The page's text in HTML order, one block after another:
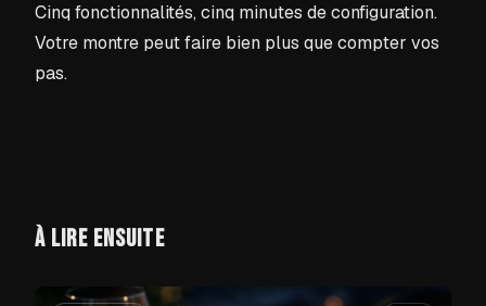
Cinq fonctionnalités, cinq minutes de configuration.
Votre montre peut faire bien plus que compter vos
pas.
À LIRE ENSUITE